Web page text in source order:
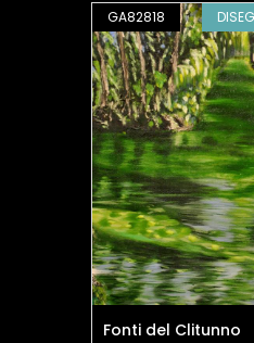
GA82818
Fonti del Clitunno